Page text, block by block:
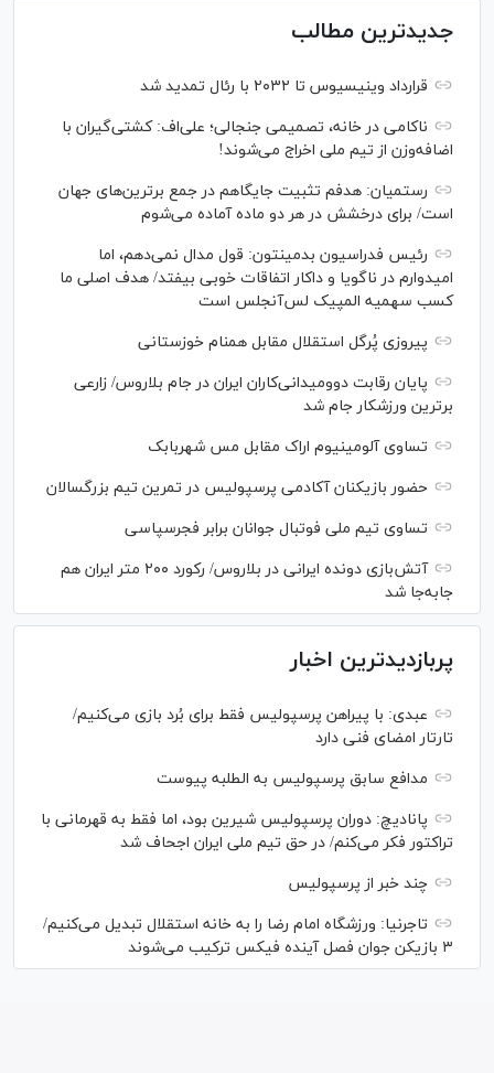
جدیدترین مطالب
قرارداد وینیسیوس تا ۲۰۳۲ با رئال‌ تمدید شد
ناکامی در خانه، تصمیمی جنجالی؛ علی‌اف: کشتی‌گیران با
اضافه‌وزن از تیم ملی اخراج می‌شوند!
رستمیان: هدفم تثبیت جایگاهم در جمع برترین‌های جهان
است/ برای درخشش در هر دو ماده آماده می‌شوم
رئیس فدراسیون بدمینتون: قول مدال نمی‌دهم، اما
امیدوارم در ناگویا و داکار اتفاقات خوبی بیفتد/ هدف اصلی ما
کسب سهمیه المپیک لس‌آنجلس است
پیروزی پُرگل استقلال مقابل همنام خوزستانی
پایان رقابت دوومیدانی‌کاران ایران در جام بلاروس/ زارعی
برترین ورزشکار جام شد
تساوی آلومینیوم اراک مقابل مس شهربابک
حضور بازیکنان آکادمی پرسپولیس در تمرین تیم بزرگسالان
تساوی تیم ملی فوتبال جوانان برابر فجرسپاسی
آتش‌بازی دونده ایرانی در بلاروس/ رکورد ۲۰۰ متر ایران هم
جابه‌جا شد
پربازدیدترین اخبار
عبدی: با پیراهن پرسپولیس فقط برای بُرد بازی می‌کنیم/
تارتار امضای فنی دارد
مدافع سابق پرسپولیس به الطلبه پیوست
پانادیچ: دوران پرسپولیس شیرین بود، اما فقط به قهرمانی با
تراکتور فکر می‌کنم/ در حق تیم ملی ایران اجحاف شد
چند خبر از پرسپولیس
تاجرنیا: ورزشگاه امام رضا را به خانه استقلال تبدیل می‌کنیم/
۳ بازیکن جوان فصل آینده فیکس ترکیب می‌شوند